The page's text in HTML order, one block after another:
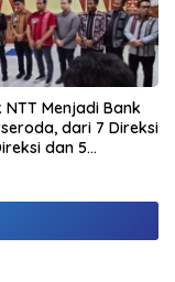
NTT Menjadi Bank
dari 7 Direksi
dan 5